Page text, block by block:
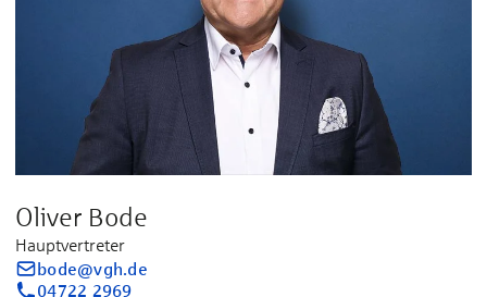
Oliver Bode
Hauptvertreter
bode@vgh.de
04722 2969